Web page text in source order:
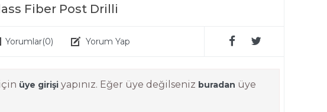
Fiber Post Drilli
Yorumlar(0) Yorum Yap
üye girişi yapınız. Eğer üye değilseniz buradan üye